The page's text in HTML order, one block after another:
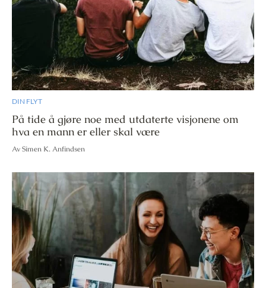
DIN FLYT
På tide å gjøre noe med utdaterte visjonene om
hva en mann er eller skal være
Av Simen K. Anfindsen